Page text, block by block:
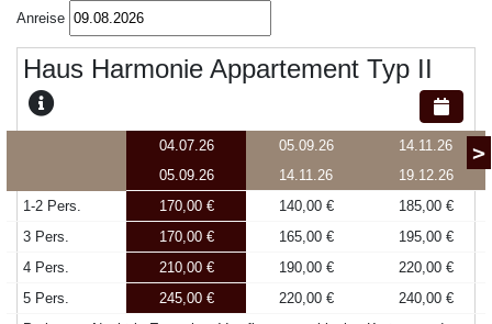
Anreise
Haus Harmonie Appartement Typ II
>
04.07.26
05.09.26
05.09.26
14.11.26
14.11.26
19.12.26
1-2 Pers.
170,00 € 140,00 €
185,00 €
3 Pers.
170,00 € 165,00 €
195,00 €
4 Pers.
210,00 € 190,00 €
220,00 €
5 Pers.
245,00 € 220,00 €
240,00 €